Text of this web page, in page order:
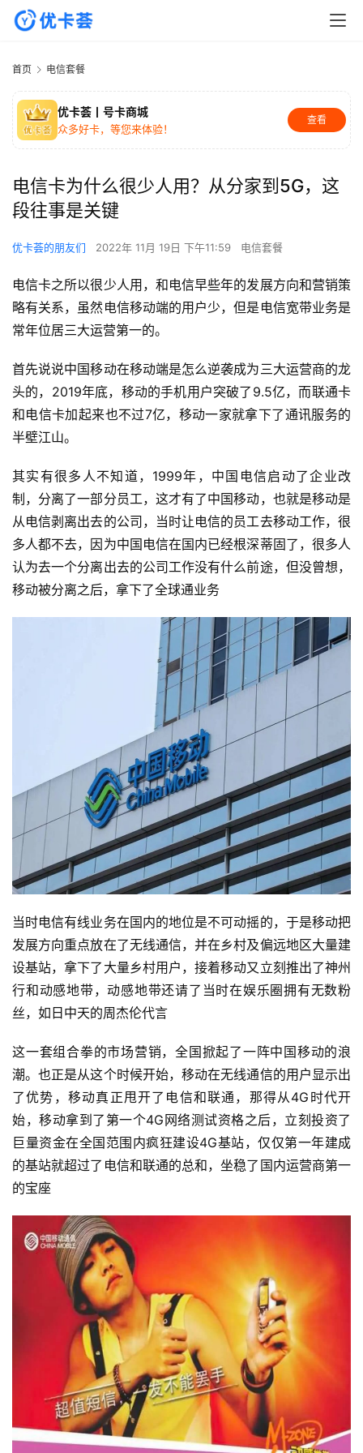
卡
首页 电信套餐
优卡荟丨号卡商城
众多好卡，等您来体验！
查看
电信卡为什么很少人用？从分家到5G，这
段往事是关键
优卡荟的朋友们 2022年 11月 19日 下午11:59 电信套餐
电信卡之所以很少人用，和电信早些年的发展方向和营销策
略有关系，虽然电信移动端的用户少，但是电信宽带业务是
常年位居三大运营第一的。
首先说说中国移动在移动端是怎么逆袭成为三大运营商的龙
头的，2019年底，移动的手机用户突破了9.5亿，而联通卡
和电信卡加起来也不过7亿，移动一家就拿下了通讯服务的
半壁江山。
其实有很多人不知道，1999年，中国电信启动了企业改
制，分离了一部分员工，这才有了中国移动，也就是移动是
从电信剥离出去的公司，当时让电信的员工去移动工作，很
多人都不去，因为中国电信在国内已经根深蒂固了，很多人
认为去一个分离出去的公司工作没有什么前途，但没曾想，
移动被分离之后，拿下了全球通业务
当时电信有线业务在国内的地位是不可动摇的，于是移动把
发展方向重点放在了无线通信，并在乡村及偏远地区大量建
设基站，拿下了大量乡村用户，接着移动又立刻推出了神州
行和动感地带，动感地带还请了当时在娱乐圈拥有无数粉
丝，如日中天的周杰伦代言
这一套组合拳的市场营销，全国掀起了一阵中国移动的浪
潮。也正是从这个时候开始，移动在无线通信的用户显示出
了优势，移动真正甩开了电信和联通，那得从4G时代开
始，移动拿到了第一个4G网络测试资格之后，立刻投资了
巨量资金在全国范围内疯狂建设4G基站，仅仅第一年建成
的基站就超过了电信和联通的总和，坐稳了国内运营商第一
的宝座